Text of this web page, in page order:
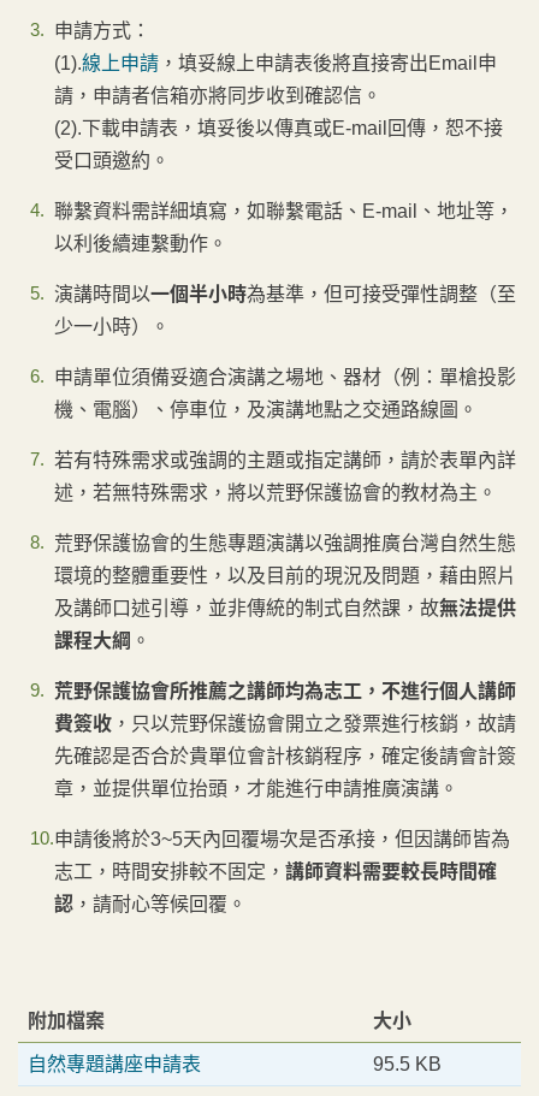
申請方式：
(1).線上申請 ，填妥線上申請表後將直接寄出Email申
請，申請者信箱亦將同步收到確認信。
(2).下載申請表，填妥後以傳真或E-mail回傳，恕不接
受口頭邀約。
聯繫資料需詳細填寫，如聯繫電話、E-mail、地址等，
以利後續連繫動作。
演講時間以一個半小時為基準，但可接受彈性調整（至
少一小時）。
申請單位須備妥適合演講之場地、器材（例：單槍投影
機、電腦）、停車位，及演講地點之交通路線圖。
若有特殊需求或強調的主題或指定講師，請於表單內詳
述，若無特殊需求，將以荒野保護協會的教材為主。
荒野保護協會的生態專題演講以強調推廣台灣自然生態
環境的整體重要性，以及目前的現況及問題，藉由照片
及講師口述引導，並非傳統的制式自然課，故無法提供
課程大綱 。
荒野保護協會所推薦之講師均為志工，不進行個人講師
費簽收 ，只以荒野保護協會開立之發票進行核銷，故請
先確認是否合於貴單位會計核銷程序，確定後請會計簽
章，並提供單位抬頭，才能進行申請推廣演講。
申請後將於3~5天內回覆場次是否承接，但因講師皆為
志工，時間安排較不固定， 講師資料需要較長時間確
認 ，請耐心等候回覆。
附加檔案 大小
自然專題講座申請表 95.5 KB